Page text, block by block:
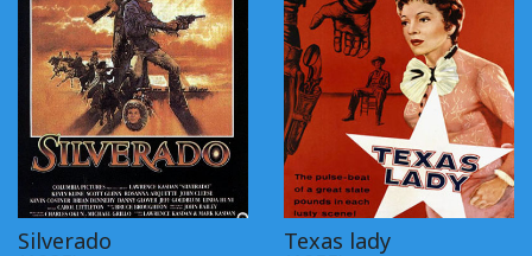
Silverado Texas lady